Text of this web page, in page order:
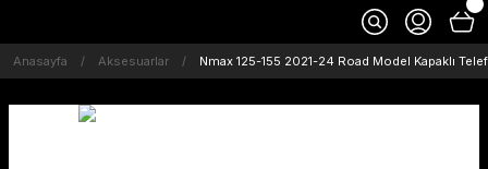
Anasayfa Aksesuarlar Nmax 125-155 2021-24 Road Model Kapaklı